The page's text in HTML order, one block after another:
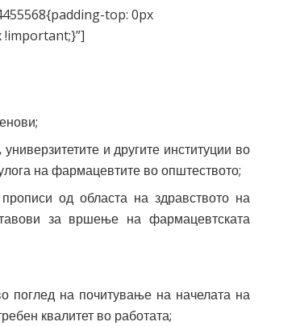
top: 0px
и другите институции во
на фармацевтите во општеството;
од областа на здравството на
за вршење на фармацевтската
поглед на почитување на начелата на
квалитет во работата;